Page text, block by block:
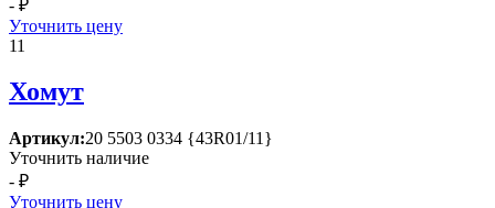
- ₽
Уточнить цену
11
Хомут
Артикул:20 5503 0334 {43R01/11}
Уточнить наличие
- ₽
Уточнить цену